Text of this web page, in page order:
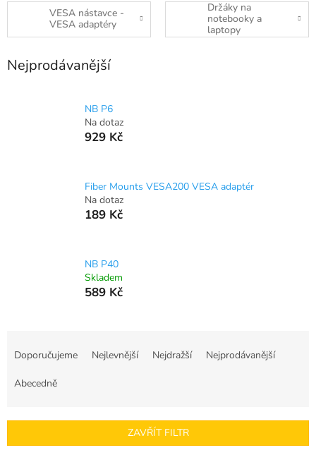
VESA nástavce -
VESA adaptéry
Držáky na
notebooky a
laptopy
Nejprodávanější
NB P6
Na dotaz
929 Kč
Fiber Mounts VESA200 VESA adaptér
Na dotaz
189 Kč
NB P40
Skladem
589 Kč
r
Doporučujeme Nejlevnější Nejdražší Nejprodávanější
Abecedně
ZAVŘÍT FILTR